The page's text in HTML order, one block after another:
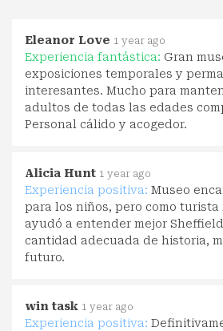
Eleanor Love 1 year ago
Experiencia fantástica: Gran
exposiciones temporales y
interesantes. Mucho para
adultos de todas las edades
Personal cálido y acogedor.
Alicia Hunt 1 year ago
Experiencia positiva: Museo
para los niños, pero como turista
ayudó a entender mejor
cantidad adecuada de historia,
futuro.
win task 1 year ago
Experiencia positiva: